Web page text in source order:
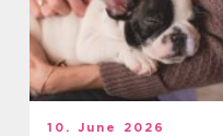
10. June 2026